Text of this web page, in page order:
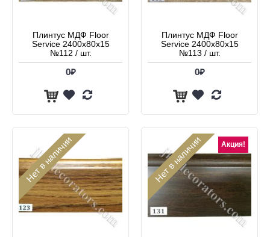
Плинтус МДФ Floor
Service 2400x80x15
№112 / шт.
0₽
Плинтус МДФ Floor
Service 2400x80x15
№113 / шт.
0₽
Нет в наличии Акция!
Нет в наличии